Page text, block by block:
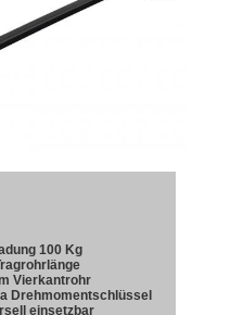
100 Kg
Vierkantrohr
Drehmomentschlüssel
einsetzbar